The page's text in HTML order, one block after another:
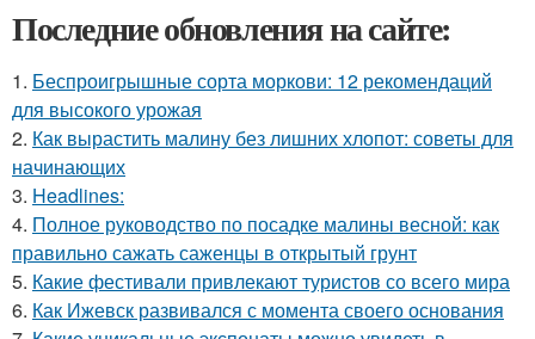
Последние обновления на сайте:
1. Беспроигрышные сорта моркови: 12 рекомендаций
для высокого урожая
2. Как вырастить малину без лишних хлопот: советы для
начинающих
3. Headlines:
4. Полное руководство по посадке малины весной: как
правильно сажать саженцы в открытый грунт
5. Какие фестивали привлекают туристов со всего мира
6. Как Ижевск развивался с момента своего основания